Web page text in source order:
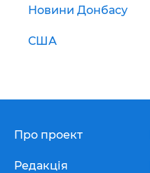
Новини Донбасу
США
Про проект
Редакція